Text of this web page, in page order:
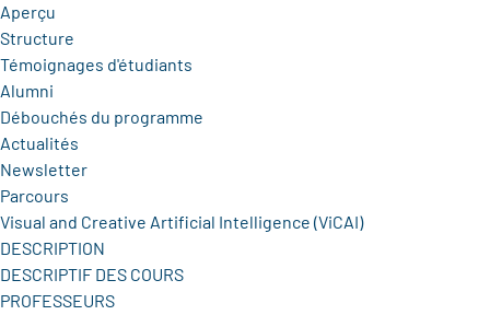
Aperçu
Structure
Témoignages d'étudiants
Alumni
Débouchés du programme
Actualités
Newsletter
Parcours
Visual and Creative Artificial Intelligence (ViCAI)
DESCRIPTION
DESCRIPTIF DES COURS
PROFESSEURS